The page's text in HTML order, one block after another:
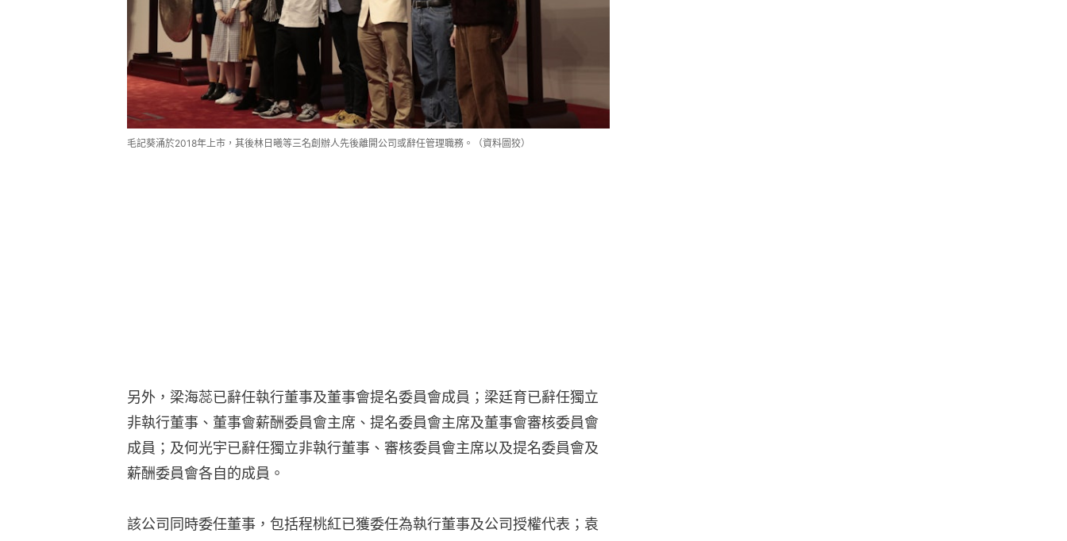
毛記葵涌於2018年上市，其後林日曦等三名創辦人先後離開公司或辭任管理職務。（資料圖狡）
委員會主席及審核委員會成員。
相關人事變動均自5月5日起生效。
序文件代理人。